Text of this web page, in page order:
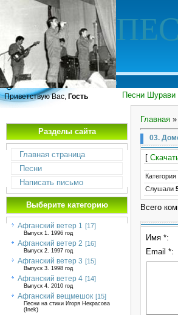
Песни Шурави
Приветствую Вас, Гость
Разделы сайта
Главная страница
Песни
Написать письмо
Выберите категорию
Афганский ветер 1 [17]
Выпуск 1. 1996 год
Афганский ветер 2 [16]
Выпуск 2. 1997 год
Афганский ветер 3 [15]
Выпуск 3. 1998 год
Афганский ветер 4 [14]
Выпуск 4. 2010 год
Афганский вещмешок [15]
Песни на стихи Игоря Некрасова
(Inek)
Главная »
03.
[
Категория
Слушали
Всего
Имя *:
Email *: